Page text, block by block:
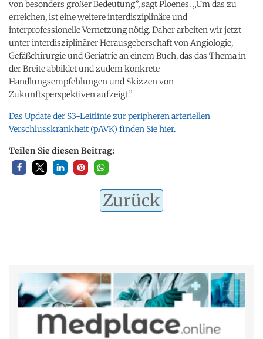
von besonders großer Bedeutung”, sagt Ploenes. „Um das zu
erreichen, ist eine weitere interdisziplinäre und
interprofessionelle Vernetzung nötig. Daher arbeiten wir jetzt
unter interdisziplinärer Herausgeberschaft von Angiologie,
Gefäßchirurgie und Geriatrie an einem Buch, das das Thema in
der Breite abbildet und zudem konkrete
Handlungsempfehlungen und Skizzen von
Zukunftsperspektiven aufzeigt.”
Das Update der S3-Leitlinie zur peripheren arteriellen
Verschlusskrankheit (pAVK) finden Sie hier.
Teilen Sie diesen Beitrag:
Zurück